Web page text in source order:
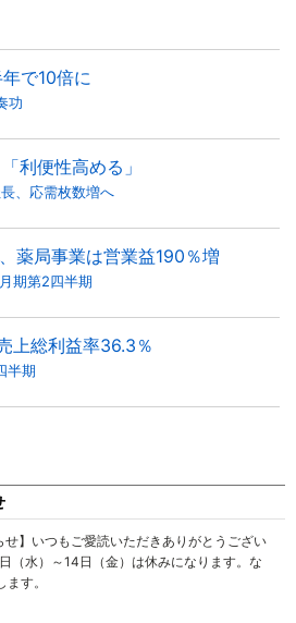
で10倍に
功
利便性高める」
、応需枚数増へ
薬局事業は営業益190％増
期第2四半期
上総利益率36.3％
半期
せ】いつもご愛読いただきありがとうござい
（水）～14日（金）は休みになります。な
す。